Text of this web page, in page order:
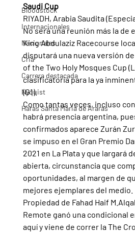
Bloodstock
Internacionales
Nacionales
Cria
Carrera destacada
Nyquist
Haras Santa Maria de Araras
Saudi Cup
RIYADH, Arabia Saudita
No será una reunión más la de
King Abdulaziz Racecourse
disputará una nueva versión
of the Two Holy Mosques Cup
clasificatoria para la ya
(G1).
Como tantas veces, incluso
habrá presencia argentina,
confirmados aparece Zurán
se impuso en el Gran Premio
2021 en La Plata y que largará
abierta, circunstancia que
oportunidades, al margen de
mejores ejemplares del medio.
Propiedad de Fahad Haif
Remote ganó una condicional
aquí y viene de correr la The